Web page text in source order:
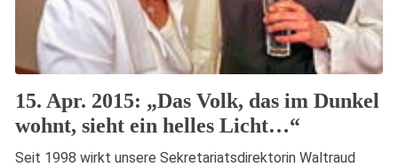
15. Apr. 2015: „Das Volk, das im Dunkel
wohnt, sieht ein helles Licht…“
Seit 1998 wirkt unsere Sekretariatsdirektorin Waltraud